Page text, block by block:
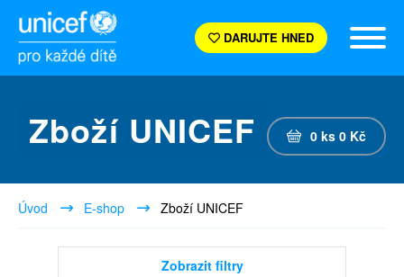
DARUJTE HNED
Zboží UNICEF 0 ks 0 Kč
Úvod E-shop Zboží UNICEF
Zobrazit filtry